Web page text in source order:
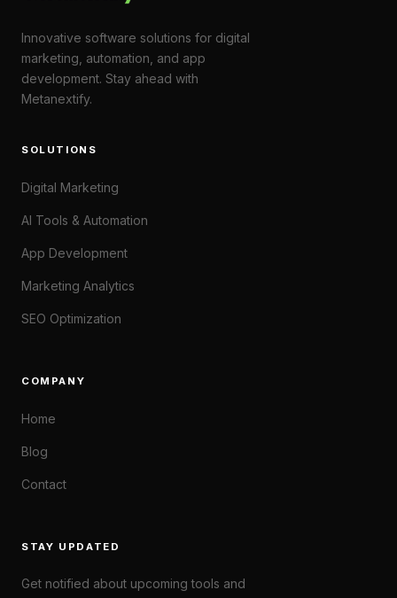
Innovative software solutions for digital
marketing, automation, and app
development. Stay ahead with
Metanextify.
SOLUTIONS
Digital Marketing
AI Tools & Automation
App Development
Marketing Analytics
SEO Optimization
COMPANY
Home
Blog
Contact
STAY UPDATED
Get notified about upcoming tools and